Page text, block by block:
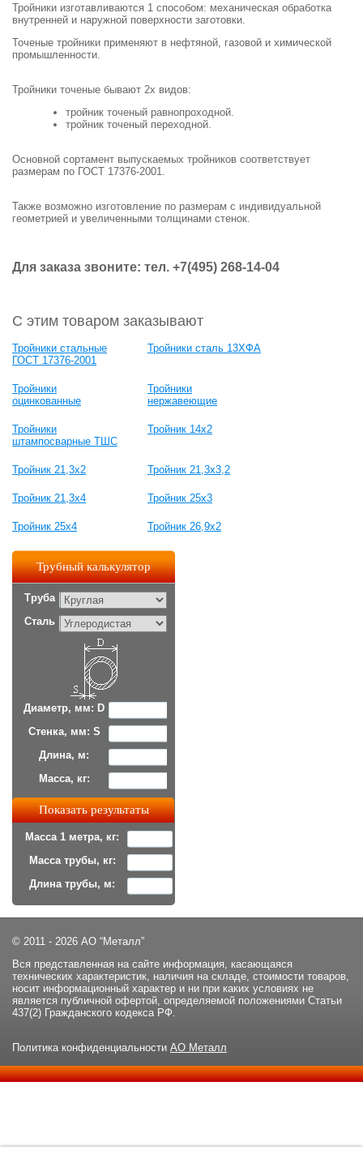
Тройники изготавливаются 1 способом: механическая обработка
внутренней и наружной поверхности заготовки
Точеные тройники применяют в нефтяной газовой и химической
промышленности.
Тройники точеные бывают 2х видов:
тройник точеный равнопроходной
тройник точеный переходной
Основной сортамент выпускаемых тройников соответствует
размерам по ГОСТ 17376-2001
Также возможно изготовление по размерам с индивидуальной
геометрией и увеличенными толщинами стенок
Для заказа звоните: тел. +7(495) 268-14-04
С этим товаром заказывают
Тройники стальные
ГОСТ 17376-2001
Тройники сталь 13ХФА
Тройники
оцинкованные
Тройники
нержавеющие
Тройники
штампосварные ТШС
Тройник 14х2
Тройник 21,3х2 Тройник 21,3x3,2
Тройник 21,3x4 Тройник 25х3
Тройник 25х4 Тройник 26,9x2
Трубный калькулятор
Труба
Сталь
Диаметр, мм: D
Стенка, мм: S
Длина, м:
Масса, кг:
Масса 1 метра, кг:
Масса трубы, кг:
Длина трубы, м:
© 2011 - 2026 АО “Металл”
Вся представленная на сайте информация, касающаяся
технических характеристик, наличия на складе, стоимости товаров,
носит информационный характер и ни при каких условиях не
является публичной офертой, определяемой положениями Статьи
437(2) Гражданского кодекса РФ.
Политика конфиденциальности АО Металл